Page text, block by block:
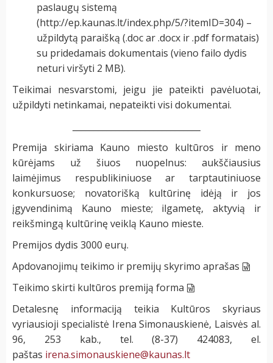
paslaugų sistemą
(http://ep.kaunas.lt/index.php/5/?itemID=304) –
užpildytą paraišką (.doc ar .docx ir .pdf formatais)
su pridedamais dokumentais (vieno failo dydis
neturi viršyti 2 MB).
Teikimai nesvarstomi, jeigu jie pateikti pavėluotai,
užpildyti netinkamai, nepateikti visi dokumentai.
Premija skiriama Kauno miesto kultūros ir meno
kūrėjams už šiuos nuopelnus: aukščiausius
laimėjimus respublikiniuose ar tarptautiniuose
konkursuose; novatorišką kultūrinę idėją ir jos
įgyvendinimą Kauno mieste; ilgametę, aktyvią ir
reikšmingą kultūrinę veiklą Kauno mieste.
Premijos dydis 3000 eurų.
Apdovanojimų teikimo ir premijų skyrimo aprašas
Teikimo skirti kultūros premiją forma
Detalesnę informaciją teikia Kultūros skyriaus
vyriausioji specialistė Irena Simonauskienė, Laisvės al.
96, 253 kab., tel. (8-37) 424083, el.
paštas irena.simonauskiene@kaunas.lt